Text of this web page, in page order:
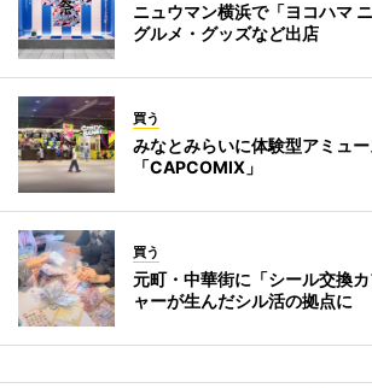
ニュウマン横浜で「ヨコハマ
グルメ・グッズなど出店
買う
みなとみらいに体験型アミュ
「CAPCOMIX」
買う
元町・中華街に「シール交換
ャーが生んだシル活の拠点に